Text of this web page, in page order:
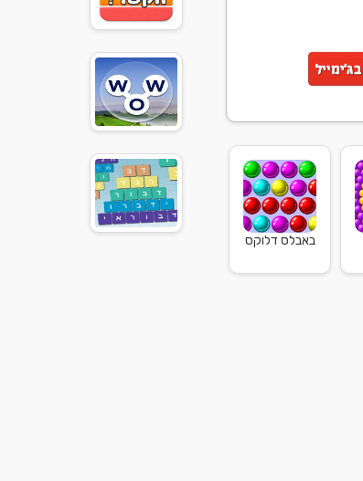
באבלס דלוקס